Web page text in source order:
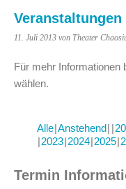
Veranstaltungen
11. Juli 2013 von Theater
Für mehr Informationen
wählen.
Alle Anstehend
2023 2024 2025
Termin